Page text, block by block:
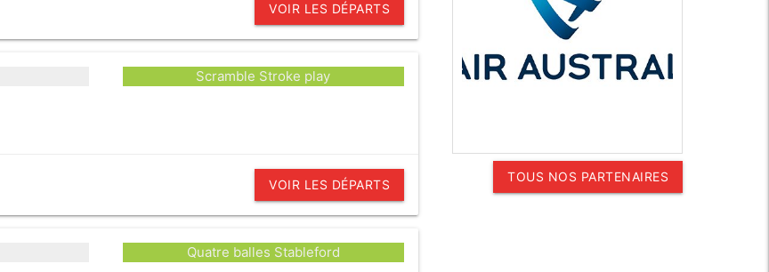
VOIR LES DÉPARTS
Scramble Stroke play
VOIR LES DÉPARTS
Quatre balles Stableford
TOUS NOS PARTENAIRES